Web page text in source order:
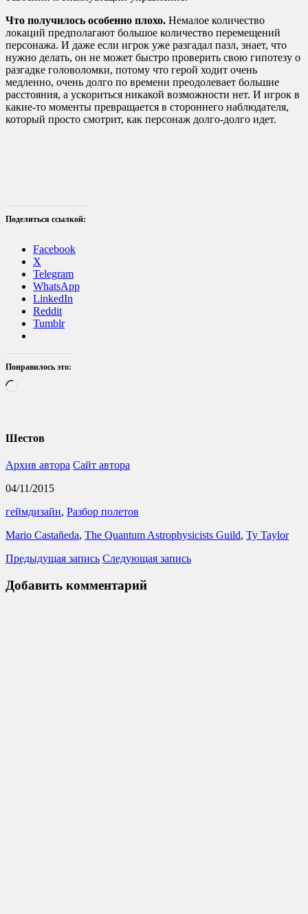
Что получилось особенно плохо. Немалое количество
локаций предполагают большое количество перемещений
персонажа. И даже если игрок уже разгадал пазл, знает, что
нужно делать, он не может быстро проверить свою гипотезу о
разгадке головоломки, потому что герой ходит очень
медленно, очень долго по времени преодолевает большие
расстояния, а ускориться никакой возможности нет. И игрок в
какие-то моменты превращается в стороннего наблюдателя,
который просто смотрит, как персонаж долго-долго идет.
Поделиться ссылкой:
Facebook
X
Telegram
WhatsApp
LinkedIn
Reddit
Tumblr
Понравилось это:
Шестов
Архив автора Сайт автора
04/11/2015
геймдизайн, Разбор полетов
Mario Castañeda, The Quantum Astrophysicists Guild, Ty Taylor
Предыдущая запись Следующая запись
Добавить комментарий